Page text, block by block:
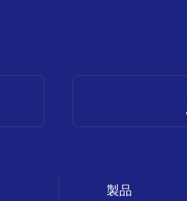
製品